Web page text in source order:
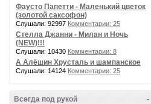
Фаусто Папетти - Маленький цветок
(золотой саксофон)
Слушали: 92997 Комментарии: 25
Стелла Джанни - Милан и Ночь
(NEW)!!!
Слушали: 10430 Комментарии: 8
А Алёшин Хрусталь и шампанское
Слушали: 14124 Комментарии: 25
-
Всегда под рукой